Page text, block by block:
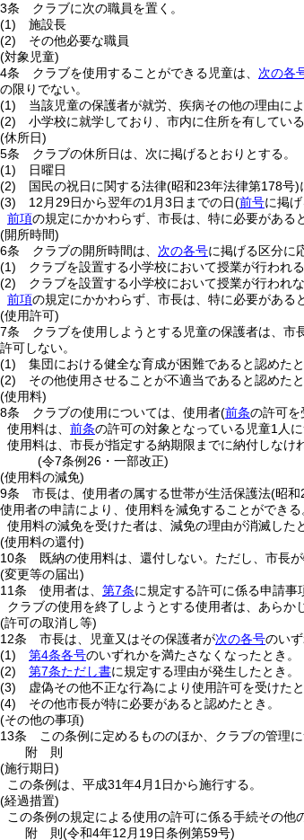
条
クラブに次の職員を置く。
(1)
施設長
(2)
その他必要な職員
(対象児童)
条
クラブを使用することができる児童は、 次の各
の限りでない。
(1)
当該児童の保護者が就労、疾病その他の理由に
(2)
小学校に就学しており、市内に住所を有している
(休所日)
条
クラブの休所日は、次に掲げるとおりとする。
(1)
日曜日
(2)
国民の祝日に関する法律(昭和23年法律第178号)
(3)
12月29日から翌年の1月3日までの日(前号に掲
前項の規定にかかわらず、市長は、特に必要がある
(開所時間)
条
クラブの開所時間は、 次の各号に掲げる区分に
(1)
クラブを設置する小学校において授業が行わ
(2)
クラブを設置する小学校において授業が行わ
前項の規定にかかわらず、市長は、特に必要がある
(使用許可)
条
クラブを使用しようとする児童の保護者は、市
許可しない。
(1)
集団における健全な育成が困難であると認めたと
(2)
その他使用させることが不適当であると認めたと
(使用料)
条
クラブの使用については、使用者(前条の許可を
使用料は、 前条の許可の対象となっている児童1人
使用料は、市長が指定する納期限までに納付しなけ
(令7条例26・一部改正)
(使用料の減免)
条
市長は、使用者の属する世帯が生活保護法(昭和
使用者の申請により、使用料を減免することができる
使用料の減免を受けた者は、減免の理由が消滅した
(使用料の還付)
条
既納の使用料は、還付しない。 ただし、市長
(変更等の届出)
条
使用者は、 第7条に規定する許可に係る申請事
クラブの使用を終了しようとする使用者は、あらか
(許可の取消し等)
条
市長は、児童又はその保護者が次の各号のい
(1)
第4条各号のいずれかを満たさなくなったとき。
(2)
第7条ただし書に規定する理由が発生したとき。
(3)
虚偽その他不正な行為により使用許可を受けたと
(4)
その他市長が特に必要があると認めたとき。
(その他の事項)
条
この条例に定めるもののほか、クラブの管理
附 則
(施行期日)
この条例は、平成31年4月1日から施行する。
(経過措置)
この条例の規定による使用の許可に係る手続その他
附 則(令和4年12月19日条例第59号)